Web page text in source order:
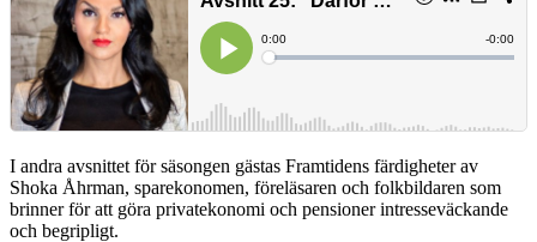
I andra avsnittet för säsongen gästas Framtidens färdigheter av
Shoka Åhrman, sparekonomen, föreläsaren och folkbildaren som
brinner för att göra privatekonomi och pensioner intresseväckande
och begripligt.